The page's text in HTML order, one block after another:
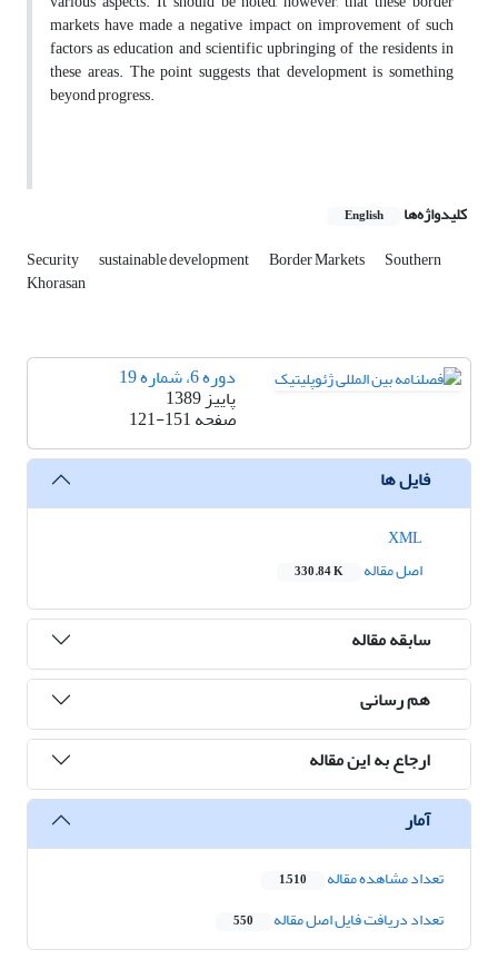
markets have made a negative impact on improvement of such
factors as education and scientific upbringing of the residents in
these areas. The point suggests that development is something
beyond progress.
کلیدواژه‌ها English
Security sustainable development Border Markets Southern
Khorasan
دوره 6، شماره 19
پاییز 1389
صفحه121-151
فایل ها
اصل مقاله
330.84 K
سابقه مقاله
هم رسانی
ارجاع به این مقاله
آمار
تعداد مشاهده مقاله 1,510
تعداد دریافت فایل اصل مقاله 550